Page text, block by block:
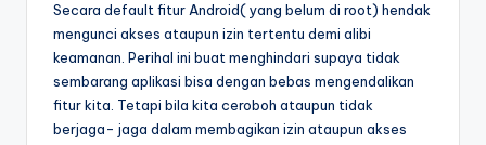
Secara default fitur Android( yang belum di root) hendak
mengunci akses ataupun izin tertentu demi alibi
keamanan. Perihal ini buat menghindari supaya tidak
sembarang aplikasi bisa dengan bebas mengendalikan
fitur kita. Tetapi bila kita ceroboh ataupun tidak
berjaga- jaga dalam membagikan izin ataupun akses